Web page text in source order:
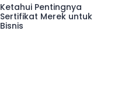
Ketahui Pentingnya
Sertifikat Merek untuk
Bisnis